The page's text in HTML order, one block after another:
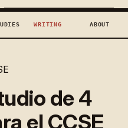
WRITING ABOUT
de 4
el CCSE